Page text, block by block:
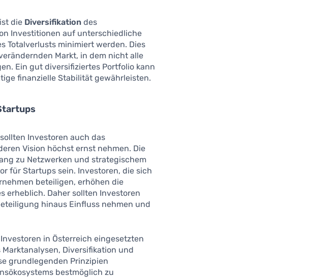
die Diversifikation des
Investitionen auf unterschiedliche
Totalverlusts minimiert werden. Dies
Markt, in dem nicht alle
Ein gut diversifiziertes Portfolio kann
finanzielle Stabilität gewährleisten.
Investoren auch das
Vision höchst ernst nehmen. Die
zu Netzwerken und strategischem
für Startups sein. Investoren, die sich
beteiligen, erhöhen die
erheblich. Daher sollten Investoren
hinaus Einfluss nehmen und
in Österreich eingesetzten
Diversifikation und
grundlegenden Prinzipien
bestmöglich zu